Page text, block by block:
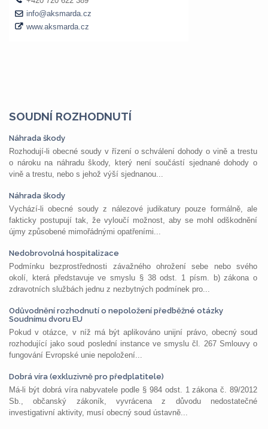
SOUDNÍ ROZHODNUTÍ
Náhrada škody
Rozhodují-li obecné soudy v řízení o schválení dohody o vině a trestu
o nároku na náhradu škody, který není součástí sjednané dohody o
vině a trestu, nebo s jehož výší sjednanou...
Náhrada škody
Vychází-li obecné soudy z nálezové judikatury pouze formálně, ale
fakticky postupují tak, že vyloučí možnost, aby se mohl odškodnění
újmy způsobené mimořádnými opatřeními...
Nedobrovolná hospitalizace
Podmínku bezprostřednosti závažného ohrožení sebe nebo svého
okolí, která představuje ve smyslu § 38 odst. 1 písm. b) zákona o
zdravotních službách jednu z nezbytných podmínek pro...
Odůvodnění rozhodnutí o nepoložení předběžné otázky
Soudnímu dvoru EU
Pokud v otázce, v níž má být aplikováno unijní právo, obecný soud
rozhodující jako soud poslední instance ve smyslu čl. 267 Smlouvy o
fungování Evropské unie nepoložení...
Dobrá víra (exkluzivně pro předplatitele)
Má-li být dobrá víra nabyvatele podle § 984 odst. 1 zákona č. 89/2012
Sb., občanský zákoník, vyvrácena z důvodu nedostatečné
investigativní aktivity, musí obecný soud ústavně...